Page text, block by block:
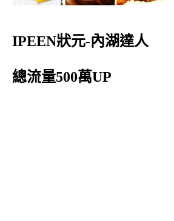
IPEEN狀元-內湖達人
總流量500萬UP